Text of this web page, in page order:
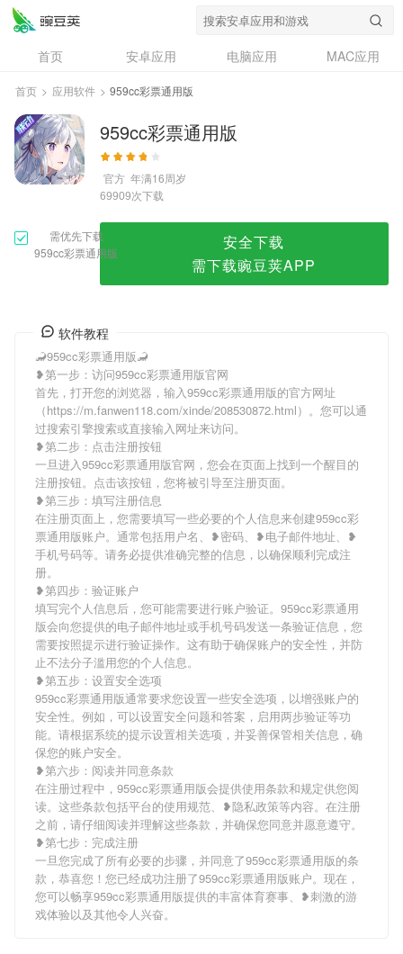
首页 安卓应用 电脑应用
MAC应用
资讯
专题
问答
首页 > 应用软件 > 959cc彩票通用版
959cc彩票通用版
官方 年满16周岁
69909次下载
需优先下载
959cc彩票通用版
安全下载
需下载豌豆荚APP
软件教程
🦂959cc彩票通用版🦂
❥第一步：访问959cc彩票通用版官网
首先，打开您的浏览器，输入959cc彩票通用版的官方网址
（https://m.fanwen118.com/xinde/208530872.html）。您可以通
过搜索引擎搜索或直接输入网址来访问。
❥第二步：点击注册按钮
一旦进入959cc彩票通用版官网，您会在页面上找到一个醒目的
注册按钮。点击该按钮，您将被引导至注册页面。
❥第三步：填写注册信息
在注册页面上，您需要填写一些必要的个人信息来创建959cc彩
票通用版账户。通常包括用户名、❥密码、❥电子邮件地址、❥
手机号码等。请务必提供准确完整的信息，以确保顺利完成注
册。
❥第四步：验证账户
填写完个人信息后，您可能需要进行账户验证。959cc彩票通用
版会向您提供的电子邮件地址或手机号码发送一条验证信息，您
需要按照提示进行验证操作。这有助于确保账户的安全性，并防
止不法分子滥用您的个人信息。
❥第五步：设置安全选项
959cc彩票通用版通常要求您设置一些安全选项，以增强账户的
安全性。例如，可以设置安全问题和答案，启用两步验证等功
能。请根据系统的提示设置相关选项，并妥善保管相关信息，确
保您的账户安全。
❥第六步：阅读并同意条款
在注册过程中，959cc彩票通用版会提供使用条款和规定供您阅
读。这些条款包括平台的使用规范、❥隐私政策等内容。在注册
之前，请仔细阅读并理解这些条款，并确保您同意并愿意遵守。
❥第七步：完成注册
一旦您完成了所有必要的步骤，并同意了959cc彩票通用版的条
款，恭喜您！您已经成功注册了959cc彩票通用版账户。现在，
您可以畅享959cc彩票通用版提供的丰富体育赛事、❥刺激的游
戏体验以及其他令人兴奋。